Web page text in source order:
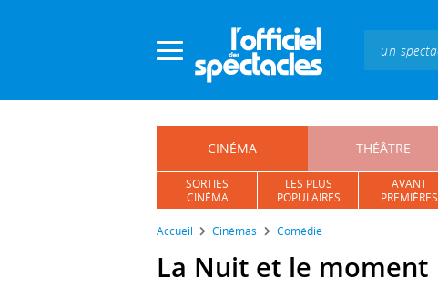
CINÉMA THÉÂTRE
SORTIES
CINÉMA
LES PLUS
POPULAIRES
AVANT
PREMIÈRES
Accueil Cinémas Comédie
La Nuit et le moment